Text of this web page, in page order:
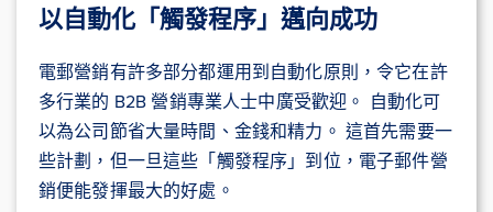
以自動化「觸發程序」邁向成功
電郵營銷有許多部分都運用到自動化原則，令它在許
多行業的 B2B 營銷專業人士中廣受歡迎。 自動化可
以為公司節省大量時間、金錢和精力。 這首先需要一
些計劃，但一旦這些「觸發程序」到位，電子郵件營
銷便能發揮最大的好處。